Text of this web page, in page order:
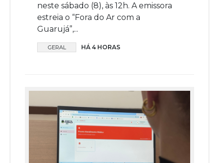
neste sábado (8), às 12h. A emissora
estreia o “Fora do Ar com a
Guarujá”,...
GERAL HÁ 4 HORAS